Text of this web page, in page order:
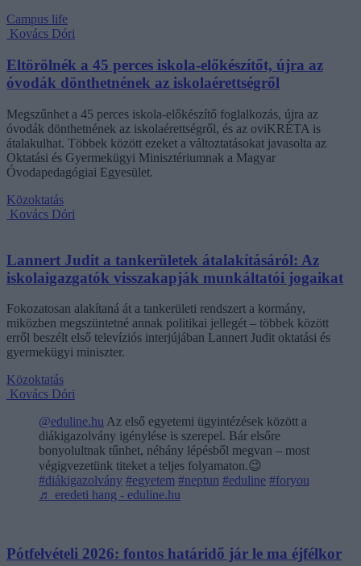
Campus life
Kovács Dóri
Eltörölnék a 45 perces iskola-előkészítőt, újra az
óvodák dönthetnének az iskolaérettségről
Megszűnhet a 45 perces iskola-előkészítő foglalkozás, újra az
óvodák dönthetnének az iskolaérettségről, és az oviKRÉTA is
átalakulhat. Többek között ezeket a változtatásokat javasolta az
Oktatási és Gyermekügyi Minisztériumnak a Magyar
Óvodapedagógiai Egyesület.
Közoktatás
Kovács Dóri
Lannert Judit a tankerületek átalakításáról: Az
iskolaigazgatók visszakapják munkáltatói jogaikat
Fokozatosan alakítaná át a tankerületi rendszert a kormány,
miközben megszüntetné annak politikai jellegét – többek között
erről beszélt első televíziós interjújában Lannert Judit oktatási és
gyermekügyi miniszter.
Közoktatás
Kovács Dóri
@eduline.hu Az első egyetemi ügyintézések között a
diákigazolvány igénylése is szerepel. Bár elsőre
bonyolultnak tűnhet, néhány lépésből megvan – most
végigvezetünk titeket a teljes folyamaton.😉
#diákigazolvány #egyetem #neptun #eduline #foryou
♬ eredeti hang - eduline.hu
Pótfelvételi 2026: fontos határidő jár le ma éjfélkor